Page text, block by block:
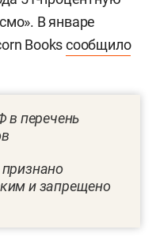
В январе
Booksсообщило
в перечень
и запрещено